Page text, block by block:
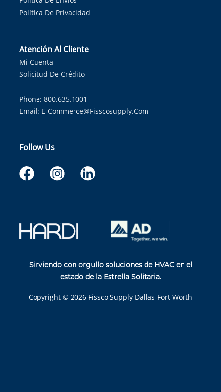
Política De Privacidad
Atención Al Cliente
Mi Cuenta
Solicitud De Crédito
Phone: 800.635.1001
Email: E-Commerce@fisscosupply.com
Follow Us
Sirviendo con orgullo soluciones de HVAC en el
estado de la Estrella Solitaria.
Copyright © 2026 Fissco Supply Dallas-Fort Worth